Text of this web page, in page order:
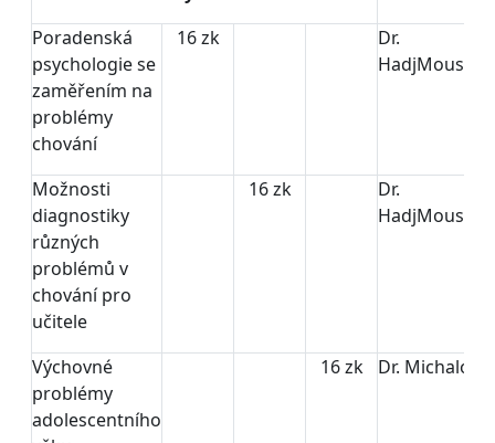
Poradenská
psychologie se
zaměřením na
problémy
chování
16 zk
Dr.
Možnosti
diagnostiky
různých
problémů v
chování pro
učitele
16 zk
Dr.
Výchovné
problémy
adolescentního
16 zk Dr. Michalová